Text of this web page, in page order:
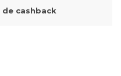
de cashback